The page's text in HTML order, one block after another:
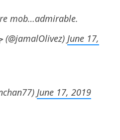
mob…admirable.
— Jamalullah جمال الله (@jamalOlivez) June 17,
June 17, 2019